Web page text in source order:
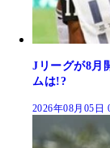
Jリーグが8月
ムは!?
2026年08月05日